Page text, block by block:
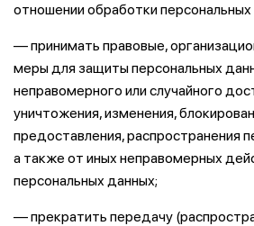
отношении обработки персональных
— принимать правовые,
меры для защиты персональных
неправомерного или случайного
уничтожения, изменения,
предоставления, распространения
а также от иных неправомерных
персональных данных;
— прекратить передачу